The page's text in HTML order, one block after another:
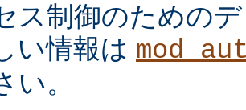
ス制御のための
い情報は
い。